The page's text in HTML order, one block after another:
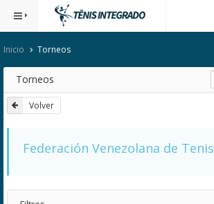
Inicio Torneos
Torneos
Volver
Federación Venezolana de Tenis